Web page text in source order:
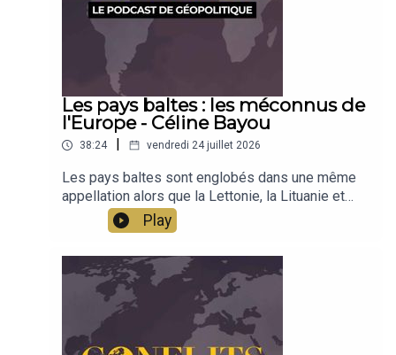
Les pays baltes : les méconnus de
l'Europe - Céline Bayou
38:24 vendredi 24 juillet 2026
Les pays baltes sont englobés dans une même
appellation alors que la Lettonie, la Lituanie et
l'Estonie sont des pays très différents, par la
langue, la culture, la religion. Indépendants depuis
1991, ces pays développent leurs singularités
sur les rives de la Baltique, à proximité du grand
voisin russe et dans le giron de l'Europe. Une
émission pour les découvrir et les appréhender
avec Céline Bayou. Émission présentée par Jean-
Baptiste Noé
Play